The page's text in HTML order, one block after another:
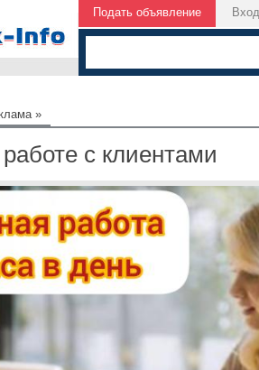
Подать объявление Вход
»
с клиентами